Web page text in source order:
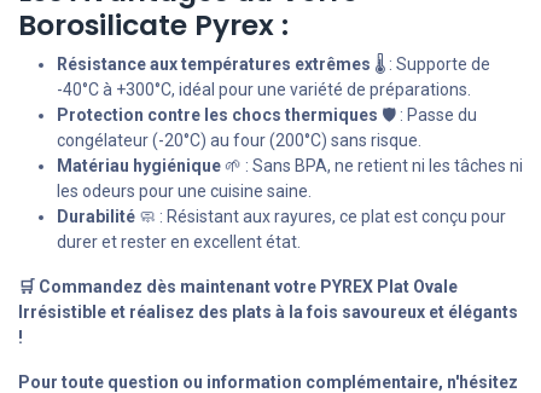
Borosilicate Pyrex :
Résistance aux températures extrêmes 🌡️ : Supporte de
-40°C à +300°C, idéal pour une variété de préparations.
Protection contre les chocs thermiques 🛡️ : Passe du
congélateur (-20°C) au four (200°C) sans risque.
Matériau hygiénique 🌱 : Sans BPA, ne retient ni les tâches ni
les odeurs pour une cuisine saine.
Durabilité 🧼 : Résistant aux rayures, ce plat est conçu pour
durer et rester en excellent état.
🛒 Commandez dès maintenant votre PYREX Plat Ovale
Irrésistible et réalisez des plats à la fois savoureux et élégants
!
Pour toute question ou information complémentaire, n'hésitez